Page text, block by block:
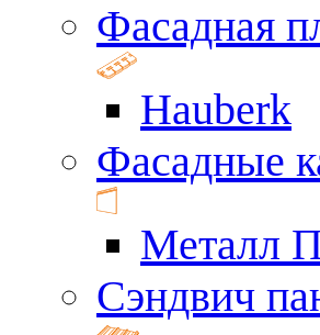
Фасадная
Hauberk
Фасадные
Металл
Сэндвич